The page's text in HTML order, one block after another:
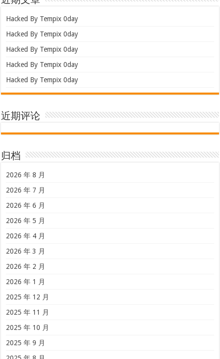
近期文章
Hacked By Tempix 0day
Hacked By Tempix 0day
Hacked By Tempix 0day
Hacked By Tempix 0day
Hacked By Tempix 0day
近期评论
归档
2026 年 8 月
2026 年 7 月
2026 年 6 月
2026 年 5 月
2026 年 4 月
2026 年 3 月
2026 年 2 月
2026 年 1 月
2025 年 12 月
2025 年 11 月
2025 年 10 月
2025 年 9 月